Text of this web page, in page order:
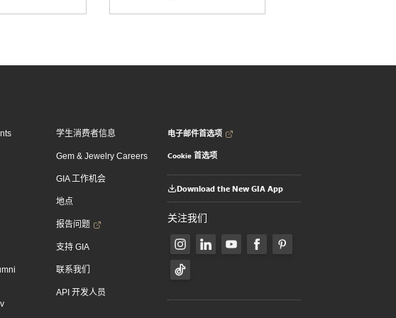
学生消费者信息
Gem & Jewelry Careers
GIA 工作机会
地点
报告问题
支持 GIA
联系我们
API 开发人员
电子邮件首选项
Cookie 首选项
Download the New GIA App
关注我们